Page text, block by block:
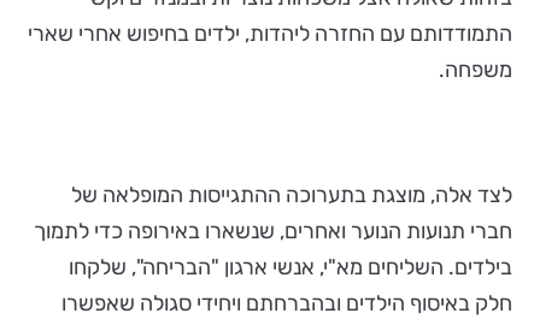
התמודדותם עם החזרה ליהדות, ילדים בחיפוש אחרי שארי
משפחה.
לצד אלה, מוצגת בתערוכה ההתגייסות המופלאה של
חברי תנועות הנוער ואחרים, שנשארו באירופה כדי לתמוך
בילדים. השליחים מא"י, אנשי ארגון "הבריחה", שלקחו
חלק באיסוף הילדים ובהברחתם ויחידי סגולה שאפשרו